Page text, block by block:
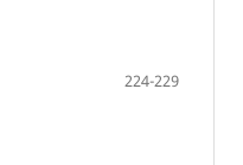
224-229